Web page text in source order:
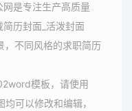
是专注生产高质量
历封面_活泼封面
不同风格的求职简历
模板，请使用
可以修改和编辑，